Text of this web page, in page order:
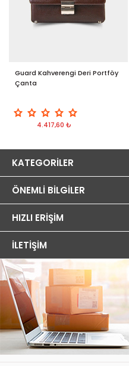
Guard Kahverengi Deri Portföy
Çanta
4.417,60 ₺
KATEGORILER
ÖNEMLI BILGILER
HIZLI ERIŞIM
İLETIŞIM